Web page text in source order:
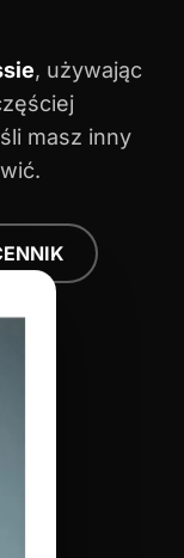
, używając
masz inny